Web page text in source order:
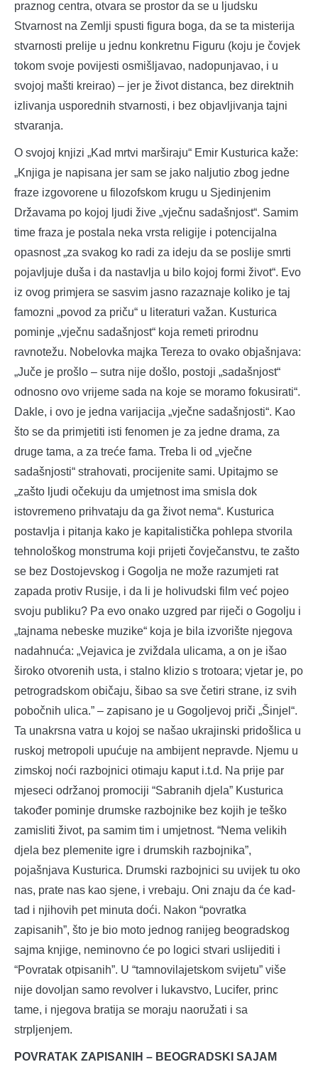
praznog centra, otvara se prostor da se u ljudsku
Stvarnost na Zemlji spusti figura boga, da se ta misterija
stvarnosti prelije u jednu konkretnu Figuru (koju je čovjek
tokom svoje povijesti osmišljavao, nadopunjavao, i u
svojoj mašti kreirao) – jer je život distanca, bez direktnih
izlivanja usporednih stvarnosti, i bez objavljivanja tajni
stvaranja.
O svojoj knjizi „Kad mrtvi marširaju“ Emir Kusturica kaže:
„Knjiga je napisana jer sam se jako naljutio zbog jedne
fraze izgovorene u filozofskom krugu u Sjedinjenim
Državama po kojoj ljudi žive „vječnu sadašnjost“. Samim
time fraza je postala neka vrsta religije i potencijalna
opasnost „za svakog ko radi za ideju da se poslije smrti
pojavljuje duša i da nastavlja u bilo kojoj formi život“. Evo
iz ovog primjera se sasvim jasno razaznaje koliko je taj
famozni „povod za priču“ u literaturi važan. Kusturica
pominje „vječnu sadašnjost“ koja remeti prirodnu
ravnotežu. Nobelovka majka Tereza to ovako objašnjava:
„Juče je prošlo – sutra nije došlo, postoji „sadašnjost“
odnosno ovo vrijeme sada na koje se moramo fokusirati“.
Dakle, i ovo je jedna varijacija „vječne sadašnjosti“. Kao
što se da primjetiti isti fenomen je za jedne drama, za
druge tama, a za treće fama. Treba li od „vječne
sadašnjosti“ strahovati, procijenite sami. Upitajmo se
„zašto ljudi očekuju da umjetnost ima smisla dok
istovremeno prihvataju da ga život nema“. Kusturica
postavlja i pitanja kako je kapitalistička pohlepa stvorila
tehnološkog monstruma koji prijeti čovječanstvu, te zašto
se bez Dostojevskog i Gogolja ne može razumjeti rat
zapada protiv Rusije, i da li je holivudski film već pojeo
svoju publiku? Pa evo onako uzgred par riječi o Gogolju i
„tajnama nebeske muzike“ koja je bila izvorište njegova
nadahnuća: „Vejavica je zviždala ulicama, a on je išao
široko otvorenih usta, i stalno klizio s trotoara; vjetar je, po
petrogradskom običaju, šibao sa sve četiri strane, iz svih
pobočnih ulica.” – zapisano je u Gogoljevoj priči „Šinjel“.
Ta unakrsna vatra u kojoj se našao ukrajinski pridošlica u
ruskoj metropoli upućuje na ambijent nepravde. Njemu u
zimskoj noći razbojnici otimaju kaput i.t.d. Na prije par
mjeseci održanoj promociji “Sabranih djela” Kusturica
također pominje drumske razbojnike bez kojih je teško
zamisliti život, pa samim tim i umjetnost. “Nema velikih
djela bez plemenite igre i drumskih razbojnika”,
pojašnjava Kusturica. Drumski razbojnici su uvijek tu oko
nas, prate nas kao sjene, i vrebaju. Oni znaju da će kad-
tad i njihovih pet minuta doći. Nakon “povratka
zapisanih”, što je bio moto jednog ranijeg beogradskog
sajma knjige, neminovno će po logici stvari uslijediti i
“Povratak otpisanih”. U “tamnovilajetskom svijetu” više
nije dovoljan samo revolver i lukavstvo, Lucifer, princ
tame, i njegova bratija se moraju naoružati i sa
strpljenjem.
POVRATAK ZAPISANIH – BEOGRADSKI SAJAM